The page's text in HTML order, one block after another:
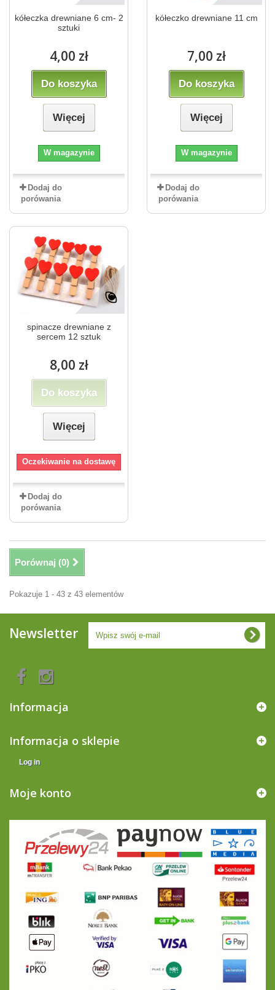
kółeczka drewniane 6 cm- 2
sztuki
4,00 zł
Do koszyka
Więcej
W magazynie
Dodaj do
porówania
kółeczko drewniane 11 cm
7,00 zł
Do koszyka
Więcej
W magazynie
Dodaj do
porówania
spinacze drewniane z
sercem 12 sztuk
8,00 zł
Do koszyka
Więcej
Oczekiwanie na dostawę
Dodaj do
porówania
Porównaj (0)
Pokazuje 1 - 43 z 43 elementów
Newsletter
Informacja
Informacja o sklepie
Log in
Moje konto